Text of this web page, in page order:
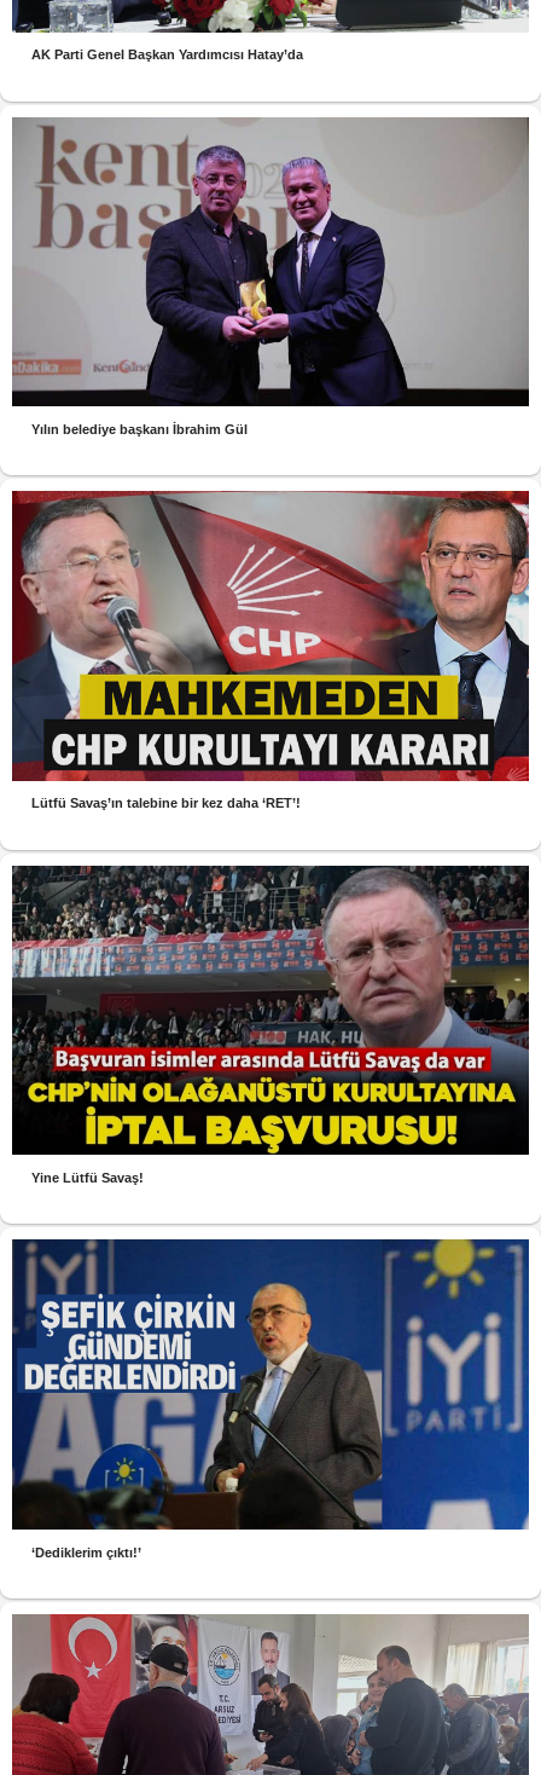
AK Parti Genel Başkan Yardımcısı Hatay’da
Yılın belediye başkanı İbrahim Gül
Lütfü Savaş’ın talebine bir kez daha ‘RET’!
Yine Lütfü Savaş!
‘Dediklerim çıktı!’